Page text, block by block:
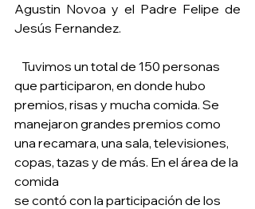
Agustin Novoa y el Padre Felipe de
Jesús Fernandez.
que participaron, en donde hubo
premios, risas y mucha comida. Se
manejaron grandes premios como
una recamara, una sala, televisiones,
copas, tazas y de más. En el área de la
comida
se contó con la participación de los